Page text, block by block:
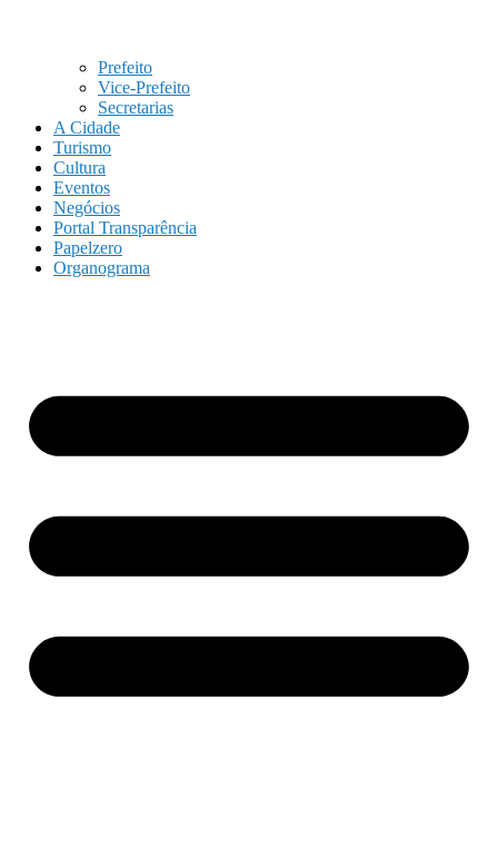
Prefeito
Vice-Prefeito
Secretarias
A Cidade
Turismo
Cultura
Eventos
Negócios
Portal Transparência
Papelzero
Organograma